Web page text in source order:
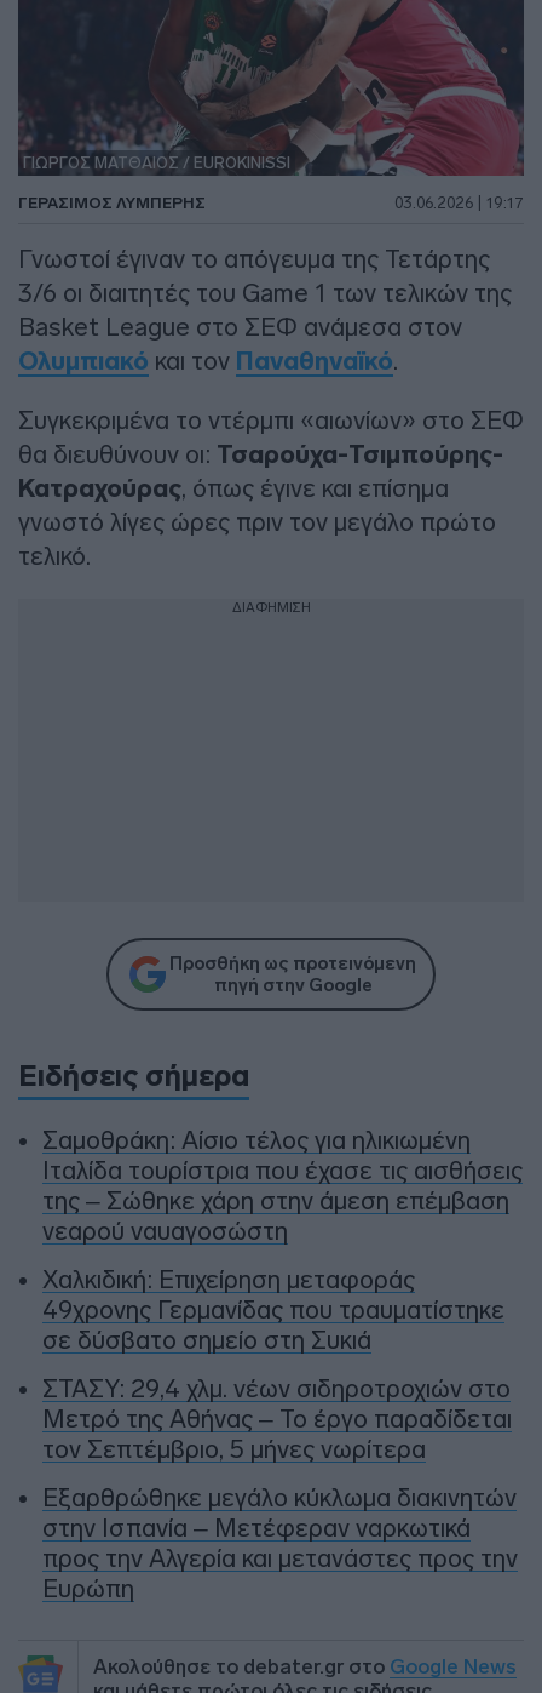
ΓΙΩΡΓΟΣ ΜΑΤΘΑΙΟΣ / EUROKINISSI
ΓΕΡΆΣΙΜΟΣ ΛΥΜΠΈΡΗΣ 03.06.2026 | 19:17
Γνωστοί έγιναν το απόγευμα της Τετάρτης
3/6 οι διαιτητές του Game 1 των τελικών της
Basket League στο ΣΕΦ ανάμεσα στον
Ολυμπιακό και τον Παναθηναϊκό.
Συγκεκριμένα το ντέρμπι «αιωνίων» στο ΣΕΦ
θα διευθύνουν οι: Τσαρούχα-Τσιμπούρης-
Κατραχούρας, όπως έγινε και επίσημα
γνωστό λίγες ώρες πριν τον μεγάλο πρώτο
τελικό.
ΔΙΑΦΗΜΙΣΗ
Προσθήκη ως προτεινόμενη
πηγή στην Google
Ειδήσεις σήμερα
Σαμοθράκη: Αίσιο τέλος για ηλικιωμένη
Ιταλίδα τουρίστρια που έχασε τις αισθήσεις
της – Σώθηκε χάρη στην άμεση επέμβαση
νεαρού ναυαγοσώστη
Χαλκιδική: Επιχείρηση μεταφοράς
49χρονης Γερμανίδας που τραυματίστηκε
σε δύσβατο σημείο στη Συκιά
ΣΤΑΣΥ: 29,4 χλμ. νέων σιδηροτροχιών στο
Μετρό της Αθήνας – Το έργο παραδίδεται
τον Σεπτέμβριο, 5 μήνες νωρίτερα
Εξαρθρώθηκε μεγάλο κύκλωμα διακινητών
στην Ισπανία – Μετέφεραν ναρκωτικά
προς την Αλγερία και μετανάστες προς την
Ευρώπη
Ακολούθησε το debater.gr στο Google News